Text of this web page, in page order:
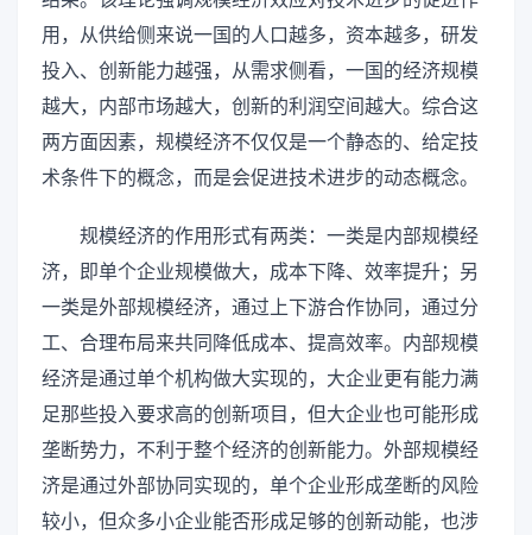
用，从供给侧来说一国的人口越多，资本越多，研发
投入、创新能力越强，从需求侧看，一国的经济规模
越大，内部市场越大，创新的利润空间越大。综合这
两方面因素，规模经济不仅仅是一个静态的、给定技
术条件下的概念，而是会促进技术进步的动态概念。
规模经济的作用形式有两类：一类是内部规模经
济，即单个企业规模做大，成本下降、效率提升；另
一类是外部规模经济，通过上下游合作协同，通过分
工、合理布局来共同降低成本、提高效率。内部规模
经济是通过单个机构做大实现的，大企业更有能力满
足那些投入要求高的创新项目，但大企业也可能形成
垄断势力，不利于整个经济的创新能力。外部规模经
济是通过外部协同实现的，单个企业形成垄断的风险
较小，但众多小企业能否形成足够的创新动能，也涉